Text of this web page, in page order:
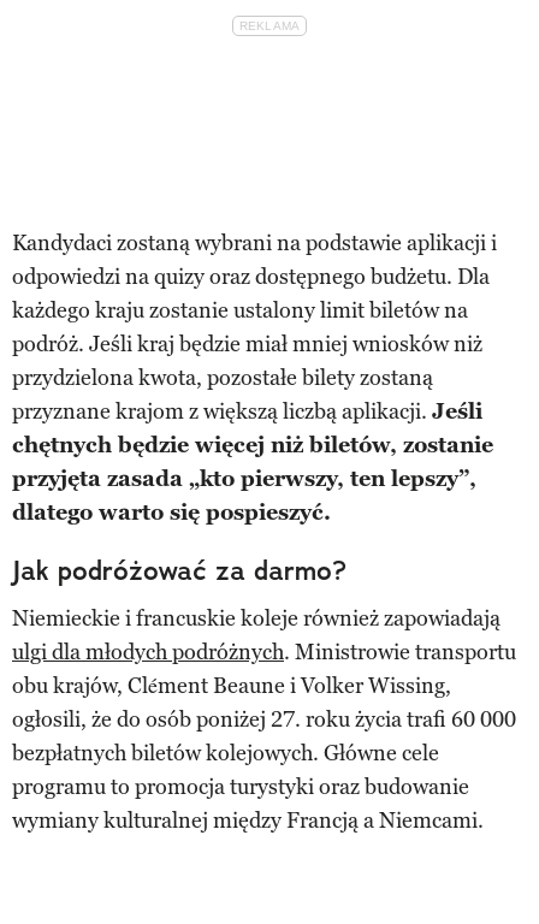
Kandydaci zostaną wybrani na podstawie aplikacji i
odpowiedzi na quizy oraz dostępnego budżetu. Dla
każdego kraju zostanie ustalony limit biletów na
podróż. Jeśli kraj będzie miał mniej wniosków niż
przydzielona kwota, pozostałe bilety zostaną
przyznane krajom z większą liczbą aplikacji. Jeśli
chętnych będzie więcej niż biletów, zostanie
przyjęta zasada „kto pierwszy, ten lepszy”,
dlatego warto się pospieszyć.
Jak podróżować za darmo?
Niemieckie i francuskie koleje również zapowiadają
ulgi dla młodych podróżnych. Ministrowie transportu
obu krajów, Clément Beaune i Volker Wissing,
ogłosili, że do osób poniżej 27. roku życia trafi 60 000
bezpłatnych biletów kolejowych. Główne cele
programu to promocja turystyki oraz budowanie
wymiany kulturalnej między Francją a Niemcami.